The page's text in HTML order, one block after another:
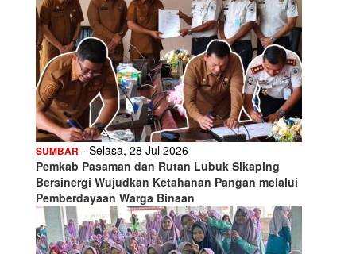
SUMBAR - Selasa, 28 Jul 2026
Pemkab Pasaman dan Rutan Lubuk Sikaping
Bersinergi Wujudkan Ketahanan Pangan melalui
Pemberdayaan Warga Binaan